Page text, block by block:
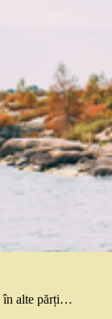
în alte părți…